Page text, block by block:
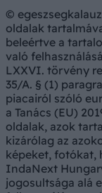
©
oldalak
beleértve a
való
LXXVI. törvény
35/A. § (1)
piacairól szóló
a Tanács (EU)
oldalak, azok
kizárólag az
képeket, fotókat,
IndaNext
jogosultsága alá